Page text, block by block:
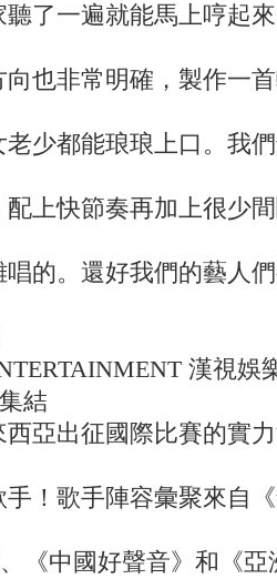
了一遍就能馬上哼起
也非常明確，製作一
少都能琅琅上口。我
上快節奏再加上很少
的。還好我們的藝人
漢視娛
結
西亞出征國際比賽的實
！歌手陣容彙聚來自
《中國好聲音》和《亞